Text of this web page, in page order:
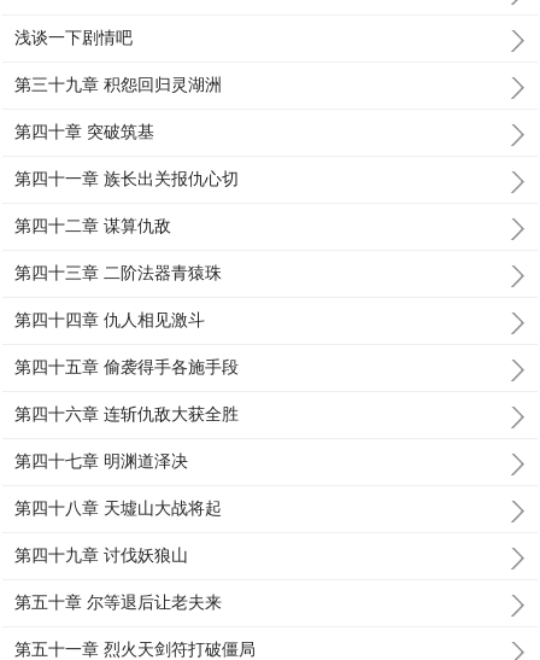
浅谈一下剧情吧
第三十九章 积怨回归灵湖洲
第四十章 突破筑基
第四十一章 族长出关报仇心切
第四十二章 谋算仇敌
第四十三章 二阶法器青猿珠
第四十四章 仇人相见激斗
第四十五章 偷袭得手各施手段
第四十六章 连斩仇敌大获全胜
第四十七章 明渊道泽决
第四十八章 天墟山大战将起
第四十九章 讨伐妖狼山
第五十章 尔等退后让老夫来
第五十一章 烈火天剑符打破僵局